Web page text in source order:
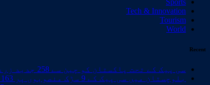
Sports
Tech & Innovation
Tourism
World
Recent
سی پیک کے تحت پاکستان کو چین سے 258 جدید زرعی مشینیں موصول،مقصد زراعت کو جدید خطوط پر فروغ دینا ہے
بلوچستان میں سی پیک کے 9 سڑک منصوبوں پر 163 ارب روپے سے زائد خرچ